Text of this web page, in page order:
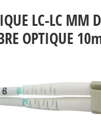
LC-LC MM
OPTIQUE